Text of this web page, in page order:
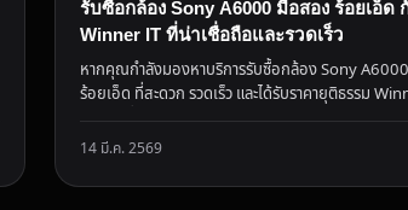
รับซื้อกล้อง Sony A6000 มือสอง ร้อยเอ็ด
Winner IT ที่น่าเชื่อถือและรวดเร็ว
หากคุณกำลังมองหาบริการรับซื้อกล้อง Sony
ร้อยเอ็ด ที่สะดวก รวดเร็ว และได้รับราคายุติธรรม
คำตอบที่คุณ...
14 มี.ค. 2569